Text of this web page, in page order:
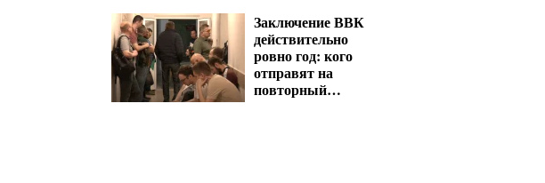
Заключение ВВК
действительно
ровно год: кого
отправят на
повторный